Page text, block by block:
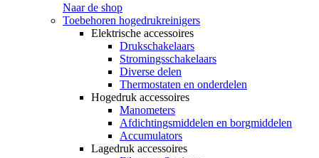
Naar de shop
Toebehoren hogedrukreinigers
Elektrische accessoires
Drukschakelaars
Stromingsschakelaars
Diverse delen
Thermostaten en onderdelen
Hogedruk accessoires
Manometers
Afdichtingsmiddelen en borgmiddelen
Accumulators
Lagedruk accessoires